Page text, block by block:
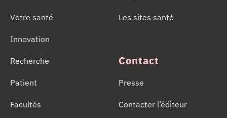
Votre santé
Innovation
Recherche
Patient
Facultés
Les sites santé
Contact
Presse
Contacter l’éditeur